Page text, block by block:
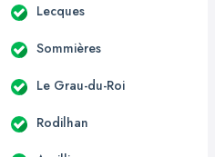
Lecques
Sommières
Le Grau-du-Roi
Rodilhan